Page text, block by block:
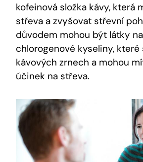
kofeinová složka kávy, která
střeva a zvyšovat střevní
důvodem mohou být látky
chlorogenové kyseliny, které
kávových zrnech a mohou
účinek na střeva.